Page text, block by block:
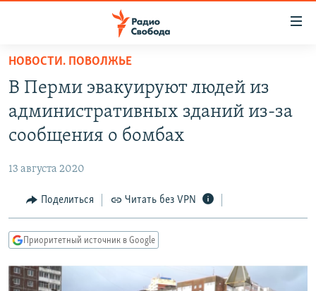
упрощенного
доступа
основному
Вернутся
Вернутся
поиску
ПОДКАСТЫ
АВТОРСКИЕ ПРОЕКТЫ
МНЕНИЯ
КУЛЬТУРА
КАВКАЗ.РЕАЛИИ
СЕВЕР.РЕАЛИИ
НОВОСТИ. ПОВОЛЖЬЕ
В Перми эвакуируют людей из
административных зданий из-за
сообщения о бомбах
13 августа 2020
Поделиться Читать без VPN
Приоритетный источник в Google